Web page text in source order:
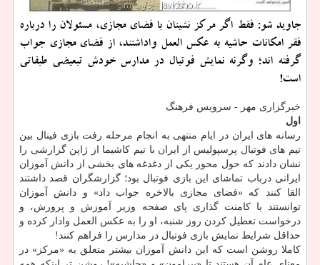
جاوید شو: فقط اگر مركز نشینان با فضای مجازی، مسئولان را درباره
فقر امكانات حاشیه به عكس العمل واداشتند، از فضای مجازی جواب
گرفته اند؛ وگرنه نمایش فوتبال در مدارس خودش تبعیضی طبقاتی
است!
خبرگزاری مهر - سرویس فرهنگ
اول
رسانه های ایران در ایام منتهی به انجام مرحله رفت بازی فینال بین
تیم های فوتبال پرسپولیس از ایران با تیم كاشیما از ژاپن گزارشی را
نشان دادند كه حول محور یكی از دغدغه های بخشی از دانش آموزان
ایرانی درباب تماشای این بازی فوتبال بود؛ گزارشگران قصد داشتند
القا كنند كه «فضای مجازی بالاخره جواب داد» و دانش آموزان
توانستند با كامنت گذاری پای صفحه وزیر آموزش و پرورش، و
درخواست تعطیل كردن روز شنبه، او را به عكس العمل وادار كرده و
حداقل شرایط نمایش بازی فوتبال در مدارس را فراهم كنند!
كاملا روشن است كه این دانش آموزان بیشتر متعلق به «مركز» در